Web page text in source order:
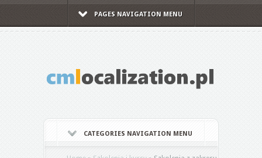
PAGES NAVIGATION MENU
CATEGORIES NAVIGATION MENU